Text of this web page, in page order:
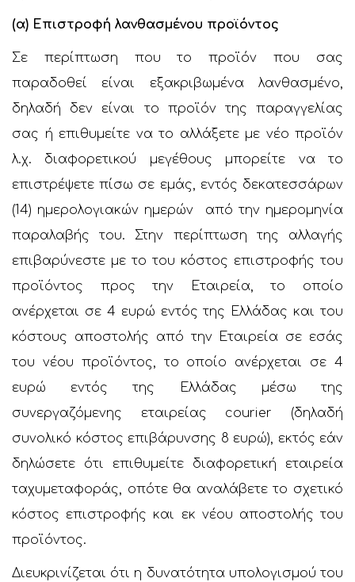
(α) Επιστροφή λανθασμένου προϊόντος
Σε περίπτωση που το προϊόν που σας
παραδοθεί είναι εξακριβωμένα λανθασμένο,
δηλαδή δεν είναι το προϊόν της παραγγελίας
σας ή επιθυμείτε να το αλλάξετε με νέο προϊόν
λ.χ. διαφορετικού μεγέθους μπορείτε να το
επιστρέψετε πίσω σε εμάς, εντός δεκατεσσάρων
(14) ημερολογιακών ημερών από την ημερομηνία
παραλαβής του. Στην περίπτωση της αλλαγής
επιβαρύνεστε με το του κόστος επιστροφής του
προϊόντος προς την Εταιρεία, το οποίο
ανέρχεται σε 4 ευρώ εντός της Ελλάδας και του
κόστους αποστολής από την Εταιρεία σε εσάς
του νέου προϊόντος, το οποίο ανέρχεται σε 4
ευρώ εντός της Ελλάδας μέσω της
συνεργαζόμενης εταιρείας courier (δηλαδή
συνολικό κόστος επιβάρυνσης 8 ευρώ), εκτός εάν
δηλώσετε ότι επιθυμείτε διαφορετική εταιρεία
ταχυμεταφοράς, οπότε θα αναλάβετε το σχετικό
κόστος επιστροφής και εκ νέου αποστολής του
προϊόντος.
Διευκρινίζεται ότι η δυνατότητα υπολογισμού του